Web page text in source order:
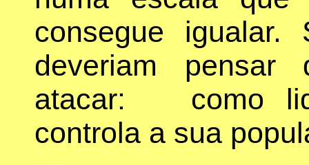
consegue
deveriam
atacar: como
controla a sua